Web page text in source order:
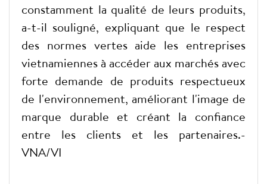
constamment la qualité de leurs produits,
a-t-il souligné, expliquant que le respect
des normes vertes aide les entreprises
vietnamiennes à accéder aux marchés avec
forte demande de produits respectueux
de l'environnement, améliorant l'image de
marque durable et créant la confiance
entre les clients et les partenaires.-
VNA/VI